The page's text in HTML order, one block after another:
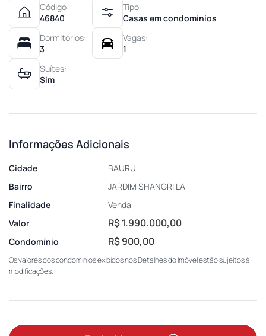
Código:
46840
Tipo:
Casas em condomínios
Dormitórios:
3
Vagas:
1
Suítes:
Sim
Informações Adicionais
Cidade
BAURU
Bairro
JARDIM SHANGRI LA
Finalidade
Venda
Valor
R$ 1.990.000,00
Condomínio R$ 900,00
Os valores dos condomínios exibidos nos Detalhes do Imóvel estão sujeitos à
modificações.